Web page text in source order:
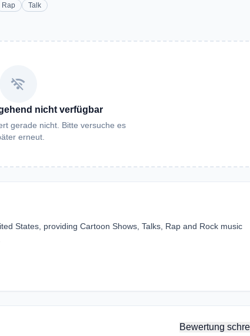
Rap Talk
wifi_off
nicht verfügbar
gerade nicht. Bitte versuche es
erneut.
States, providing Cartoon Shows, Talks, Rap and Rock music
Bewertung